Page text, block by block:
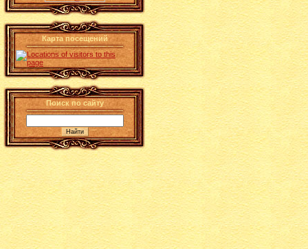
Карта посещений
Поиск по сайту